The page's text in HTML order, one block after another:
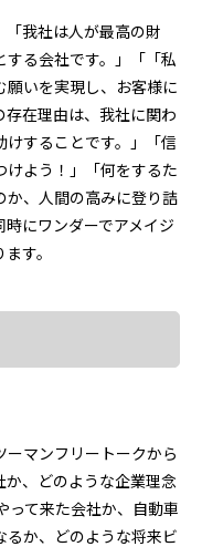
我社は人が最高の財
る会社です。」「「私
いを実現し、お客様に
在理由は、我社に関わ
することです。」「信
よう！」「何をするた
か、人間の高みに登り詰
にワンダーでアメイジ
す。
マンフリートークから
、どのような企業理念
って来た会社か、自動車
か、どのような将来ビ